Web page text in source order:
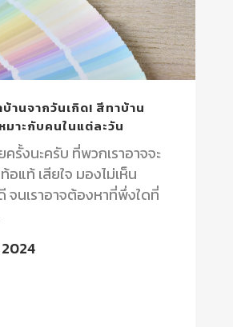
านจากวันเกิด! สีทาบ้าน
มาะกับคนในแต่ละวัน
รั้งนะครับ ที่พวกเราอาจจะ
อแท้ เสียใจ มองไม่เห็น
จนเราอาจต้องหาที่พึ่งใดที่